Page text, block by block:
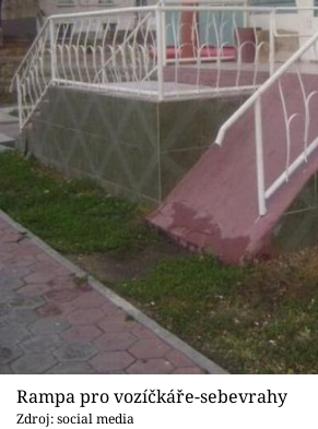
Rampa pro vozíčkáře-sebevrahy
Zdroj: social media